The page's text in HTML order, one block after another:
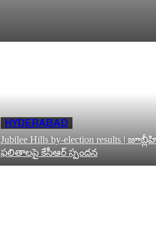
HYDERABAD
Jubilee Hills by-election results |
ఫలితాలపై కేసీఆర్ స్పందన